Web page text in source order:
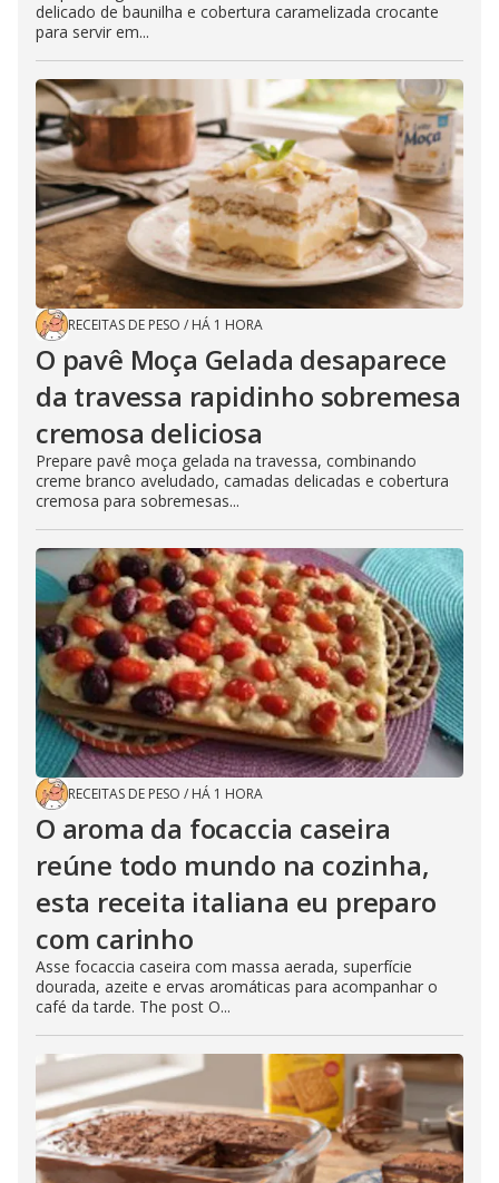
delicado de baunilha e cobertura caramelizada crocante
para servir em...
RECEITAS DE PESO / HÁ 1 HORA
O pavê Moça Gelada desaparece
da travessa rapidinho sobremesa
cremosa deliciosa
Prepare pavê moça gelada na travessa, combinando
creme branco aveludado, camadas delicadas e cobertura
cremosa para sobremesas...
RECEITAS DE PESO / HÁ 1 HORA
O aroma da focaccia caseira
reúne todo mundo na cozinha,
esta receita italiana eu preparo
com carinho
Asse focaccia caseira com massa aerada, superfície
dourada, azeite e ervas aromáticas para acompanhar o
café da tarde. The post O...